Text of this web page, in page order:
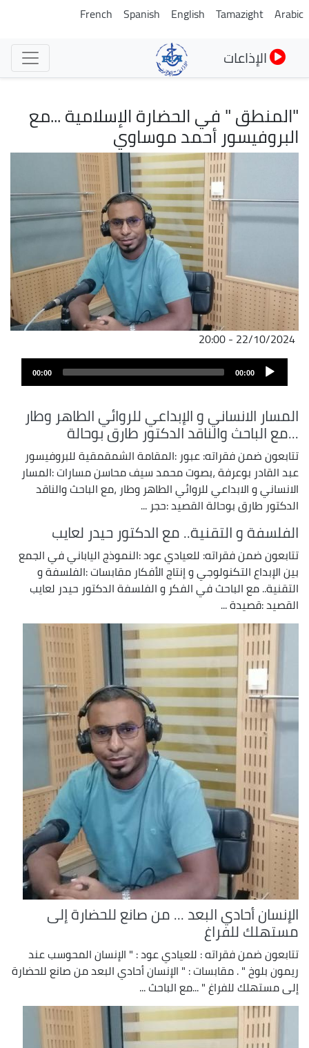
تجاوز
Arabic
Tamazight
English
Spanish
French
الإذاعات
"المنطق " في الحضارة الإسلامية ...مع
البروفيسور أحمد موساوي
22/10/2024 - 20:00
Audio
Player
00:00
00:00
المسار الانساني و الإبداعي للروائي الطاهر وطار
...مع الباحث والناقد الدكتور طارق بوحالة
تتابعون ضمن فقراته: عبور :المقامة الشمقمقية للبروفيسور
عبد القادر بوعرفة ،بصوت محمد سيف محاسن مسارات :المسار
الانساني و الابداعي للروائي الطاهر وطار ،مع الباحث والناقد
الدكتور طارق بوحالة القصيد :حجر ...
الفلسفة و التقنية.. مع الدكتور حيدر لعايب
تتابعون ضمن فقراته: للعيادي عود :النموذج الياباني في الجمع
بين الإبداع التكنولوجي و إنتاج الأفكار مقابسات :الفلسفة و
التقنية.. مع الباحث في الفكر و الفلسفة الدكتور حيدر لعايب
القصيد :قصيدة ...
الإنسان أحادي البعد ... من صانع للحضارة إلى
مستهلك للفراغ
تتابعون ضمن فقراته : للعيادي عود : " الإنسان المحوسب عند
ريمون بلوخ " . مقابسات : " الإنسان أحادي البعد من صانع للحضارة
إلى مستهلك للفراغ " ...مع الباحث ...